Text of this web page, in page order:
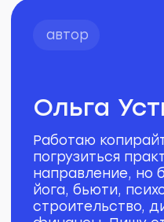
Входит
в ТОП-3
потока
Учебка